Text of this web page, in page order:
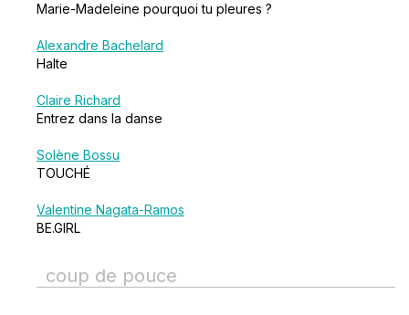
Marie-Madeleine pourquoi tu pleures ?
Alexandre Bachelard
Halte
Claire Richard
Entrez dans la danse
Solène Bossu
TOUCHÉ
Valentine Nagata-Ramos
BE.GIRL
coup de pouce